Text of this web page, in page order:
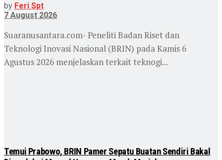
by Feri Spt
7 August 2026
Suaranusantara.com- Peneliti Badan Riset dan
Teknologi Inovasi Nasional (BRIN) pada Kamis 6
Agustus 2026 menjelaskan terkait teknogi...
Temui Prabowo, BRIN Pamer Sepatu Buatan Sendiri Bakal